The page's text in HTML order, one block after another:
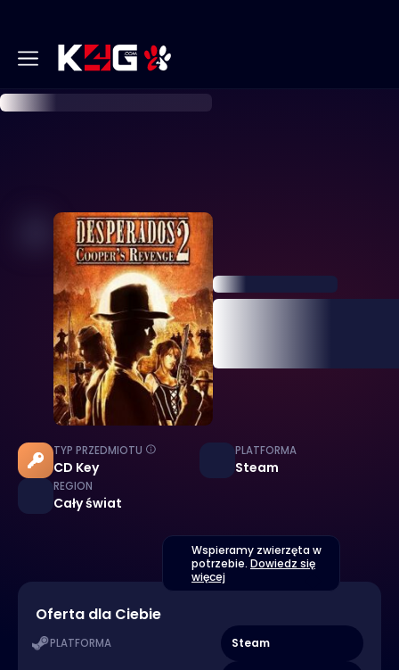
TYP PRZEDMIOTU
CD Key
PLATFORMA
Steam
REGION
Cały świat
Wspieramy zwierzęta w
potrzebie. Dowiedz się
więcej
Oferta dla Ciebie
PLATFORMA Steam